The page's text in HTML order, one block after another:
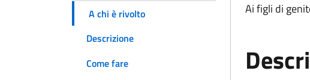
A chi è rivolto
Descrizione
Come fare
Ai figli di